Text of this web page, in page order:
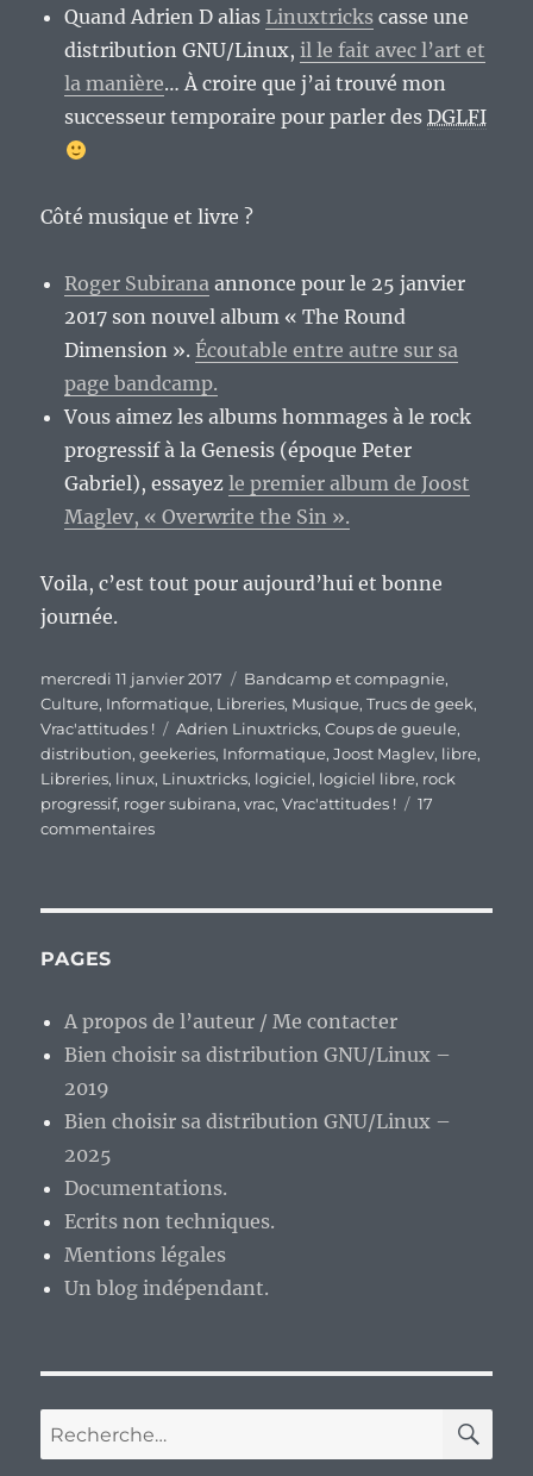
Quand Adrien D alias Linuxtricks casse une
distribution GNU/Linux,il le fait avec l’art et
la manière… À croire que j’ai trouvé mon
successeur temporaire pour parler desDGLFI
Côté musique et livre ?
Roger Subirana annonce pour le 25 janvier
2017 son nouvel album « The Round
Dimension ».Écoutable entre autre sur sa
page bandcamp.
Vous aimez les albums hommages à le rock
progressif à la Genesis (époque Peter
Gabriel), essayezle premier album de Joost
Maglev, « Overwrite the Sin ».
Voila, c’est tout pour aujourd’hui et bonne
journée.
Publié
le
mercredi 11 janvier 2017 Catégories
Bandcamp et compagnie,
Culture, Informatique, Libreries, Musique,Trucs de geek,
Vrac'attitudes !
Étiquettes
Adrien Linuxtricks,Coups de gueule,
distribution,geekeries, Informatique,Joost Maglev, libre,
Libreries, linux, Linuxtricks, logiciel, logiciel libre, rock
progressif, roger subirana,vrac,Vrac'attitudes !
17
commentairessur
PAGES
A propos de l’auteur / Me contacter
Bien choisir sa distribution GNU/Linux –
2019
Bien choisir sa distribution GNU/Linux –
2025
Documentations.
Ecrits non techniques.
Mentions légales
Un blog indépendant.
Recherche
pour :